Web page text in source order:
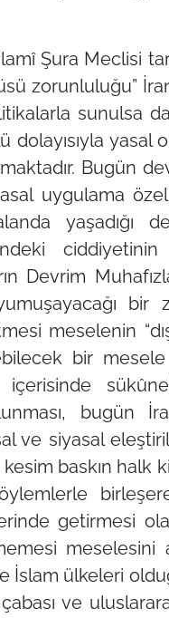
Şura Meclisi
zorunluluğu”
sunulsa
dolayısıyla
Bugün
uygulama
yaşadığı
ciddiyetinin
Devrim
bir
meselenin
bir mesele
bugün
ve siyasal
baskın halk
getirmesi
meselesini
İslam ülkeleri
ve